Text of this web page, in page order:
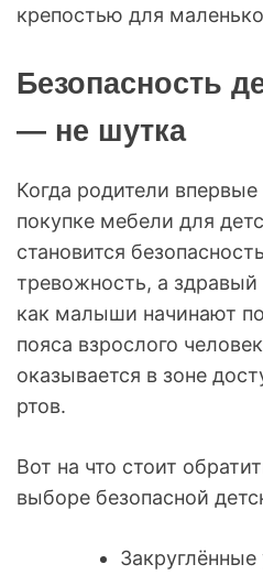
крепостью для
Безопасность
— не шутка
Когда родители
покупке мебели для
становится
тревожность, а
как малыши начинают
пояса взрослого
оказывается в зоне
ртов.
Вот на что стоит
выборе безопасной